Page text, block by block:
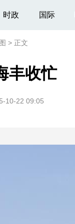
时政 国际
> 正文
丰收忙
10-22 09:05